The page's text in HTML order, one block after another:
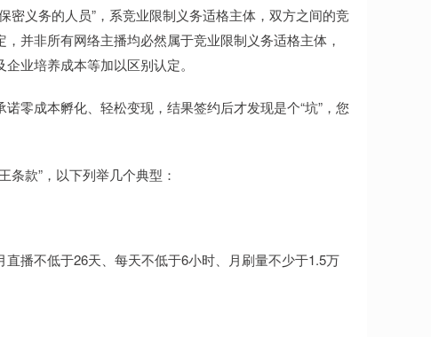
密义务的人员”，系竞业限制义务适格主体，双方之间的竞
并非所有网络主播均必然属于竞业限制义务适格主体，
业培养成本等加以区别认定。
零成本孵化、轻松变现，结果签约后才发现是个“坑”，您
款”，以下列举几个典型：
播不低于26天、每天不低于6小时、月刷量不少于1.5万